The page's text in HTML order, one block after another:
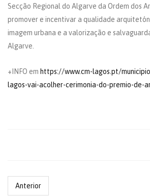
Secção Regional do Algarve da Ordem dos
promover e incentivar a qualidade
imagem urbana e a valorização e
Algarve.
+INFO em https://www.cm-lagos.pt/
lagos-vai-acolher-cerimonia-do-premio-de-
Anterior